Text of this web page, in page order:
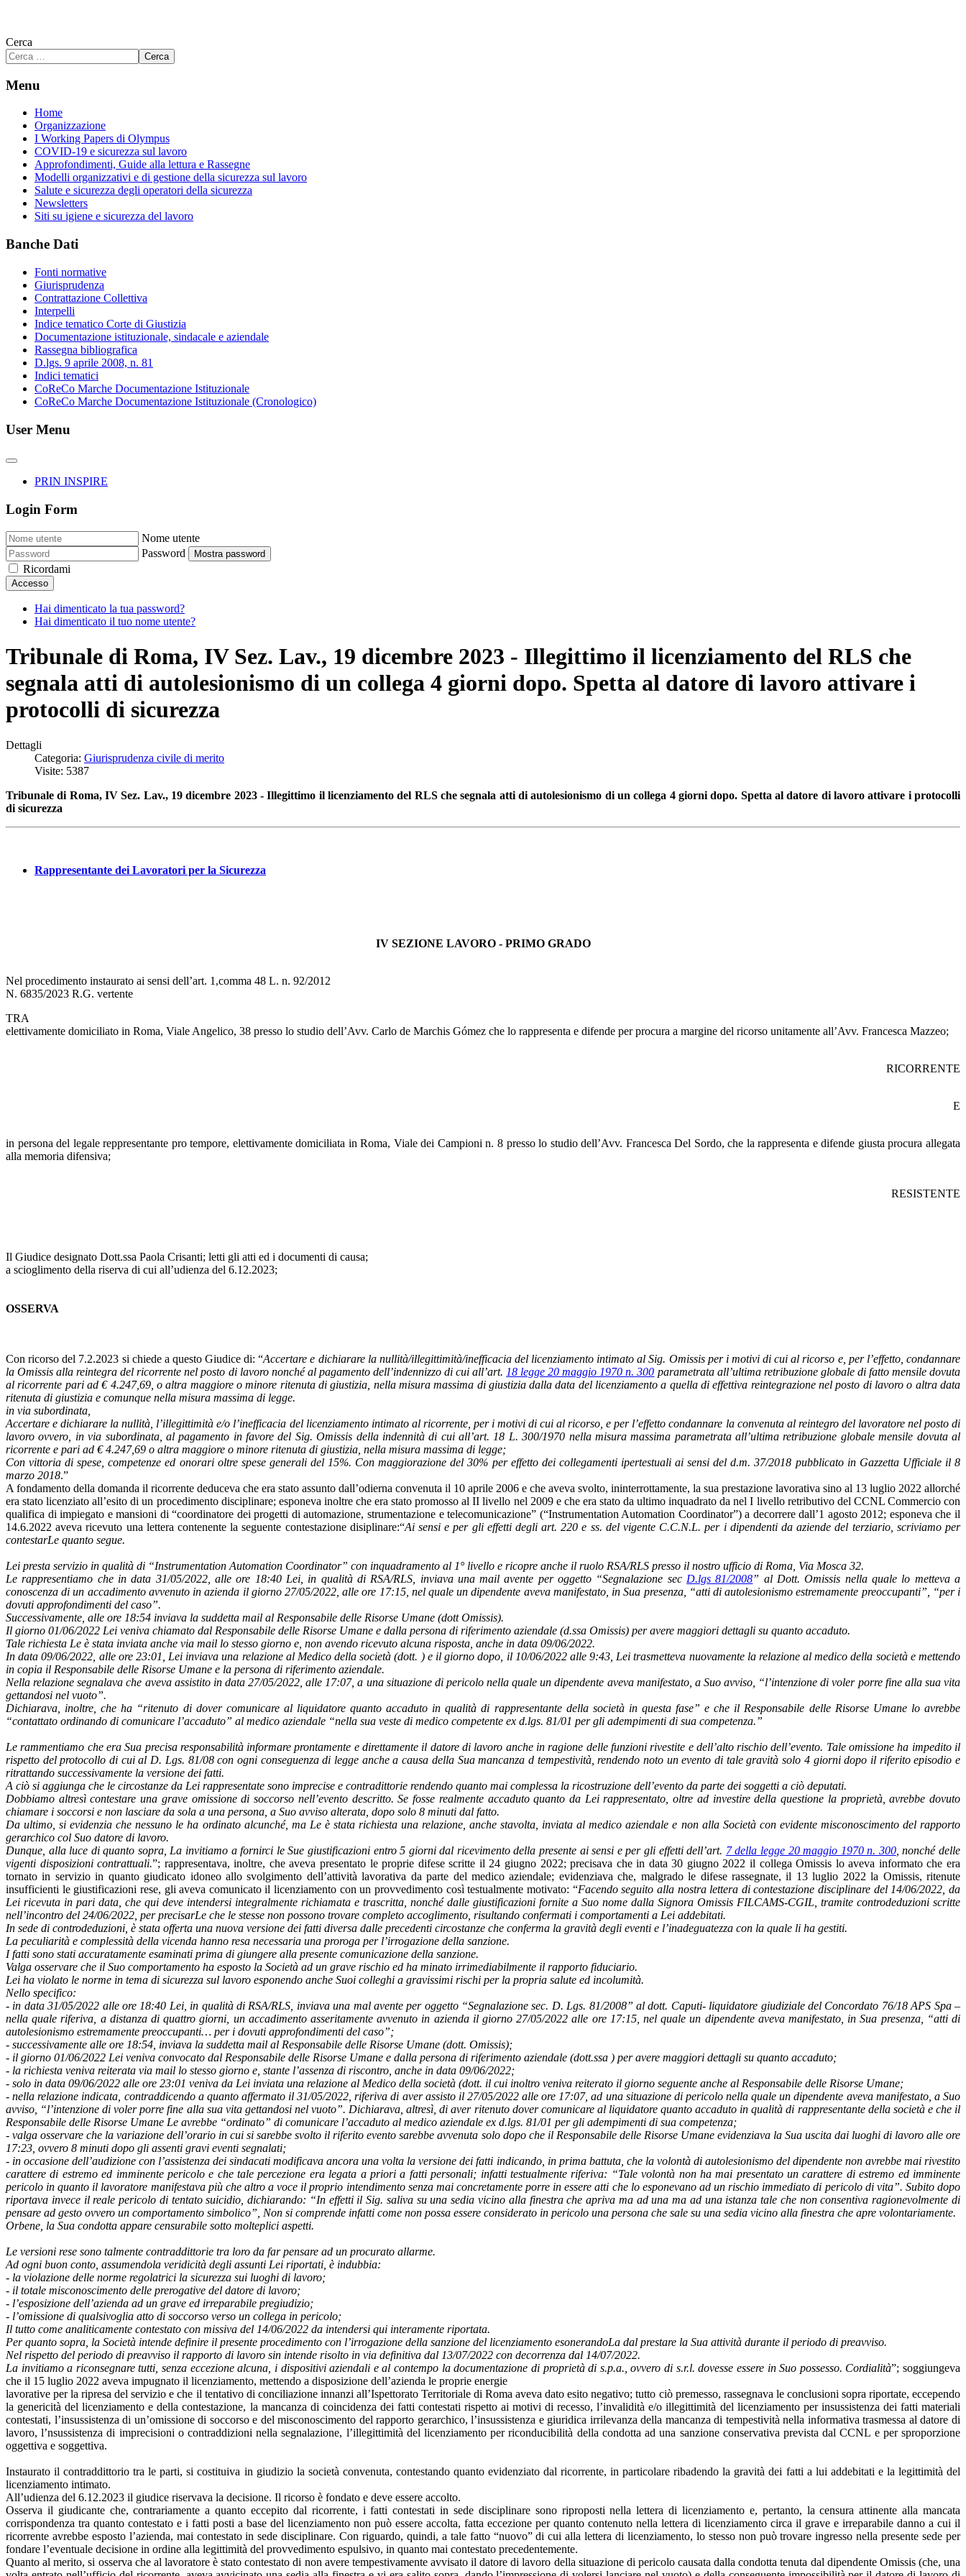
Cerca
Cerca
Menu
Home
Organizzazione
I Working Papers di Olympus
COVID-19 e sicurezza sul lavoro
Approfondimenti, Guide alla lettura e Rassegne
Modelli organizzativi e di gestione della sicurezza sul lavoro
Salute e sicurezza degli operatori della sicurezza
Newsletters
Siti su igiene e sicurezza del lavoro
Banche Dati
Fonti normative
Giurisprudenza
Contrattazione Collettiva
Interpelli
Indice tematico Corte di Giustizia
Documentazione istituzionale, sindacale e aziendale
Rassegna bibliografica
D.lgs. 9 aprile 2008, n. 81
Indici tematici
CoReCo Marche Documentazione Istituzionale
CoReCo Marche Documentazione Istituzionale (Cronologico)
User Menu
PRIN INSPIRE
Login Form
Nome utente
Password
Mostra password
Ricordami
Accesso
Hai dimenticato la tua password?
Hai dimenticato il tuo nome utente?
Tribunale di Roma, IV Sez. Lav., 19 dicembre 2023 - Illegittimo il licenziamento del RLS che
segnala atti di autolesionismo di un collega 4 giorni dopo. Spetta al datore di lavoro attivare i
protocolli di sicurezza
Dettagli
Categoria: Giurisprudenza civile di merito
Visite: 5387
Tribunale di Roma, IV Sez. Lav., 19 dicembre 2023 - Illegittimo il licenziamento del RLS che segnala atti di autolesionismo di un collega 4 giorni dopo. Spetta al datore di lavoro attivare i protocolli
di sicurezza
Rappresentante dei Lavoratori per la Sicurezza
IV SEZIONE LAVORO - PRIMO GRADO
Nel procedimento instaurato ai sensi dell’art. 1,comma 48 L. n. 92/2012
N. 6835/2023 R.G. vertente
TRA
elettivamente domiciliato in Roma, Viale Angelico, 38 presso lo studio dell’Avv. Carlo de Marchis Gómez che lo rappresenta e difende per procura a margine del ricorso unitamente all’Avv. Francesca Mazzeo;
RICORRENTE
E
in persona del legale reppresentante pro tempore, elettivamente domiciliata in Roma, Viale dei Campioni n. 8 presso lo studio dell’Avv. Francesca Del Sordo, che la rappresenta e difende giusta procura allegata
alla memoria difensiva;
RESISTENTE
Il Giudice designato Dott.ssa Paola Crisanti; letti gli atti ed i documenti di causa;
a scioglimento della riserva di cui all’udienza del 6.12.2023;
OSSERVA
Con ricorso del 7.2.2023 si chiede a questo Giudice di: “Accertare e dichiarare la nullità/illegittimità/inefficacia del licenziamento intimato al Sig. Omissis per i motivi di cui al ricorso e, per l’effetto, condannare
la Omissis alla reintegra del ricorrente nel posto di lavoro nonché al pagamento dell’indennizzo di cui all’art. 18 legge 20 maggio 1970 n. 300 parametrata all’ultima retribuzione globale di fatto mensile dovuta
al ricorrente pari ad € 4.247,69, o altra maggiore o minore ritenuta di giustizia, nella misura massima di giustizia dalla data del licenziamento a quella di effettiva reintegrazione nel posto di lavoro o altra data
ritenuta di giustizia e comunque nella misura massima di legge.
in via subordinata,
Accertare e dichiarare la nullità, l’illegittimità e/o l’inefficacia del licenziamento intimato al ricorrente, per i motivi di cui al ricorso, e per l’effetto condannare la convenuta al reintegro del lavoratore nel posto di
lavoro ovvero, in via subordinata, al pagamento in favore del Sig. Omissis della indennità di cui all’art. 18 L. 300/1970 nella misura massima parametrata all’ultima retribuzione globale mensile dovuta al
ricorrente e pari ad € 4.247,69 o altra maggiore o minore ritenuta di giustizia, nella misura massima di legge;
Con vittoria di spese, competenze ed onorari oltre spese generali del 15%. Con maggiorazione del 30% per effetto dei collegamenti ipertestuali ai sensi del d.m. 37/2018 pubblicato in Gazzetta Ufficiale il 8
marzo 2018.”
A fondamento della domanda il ricorrente deduceva che era stato assunto dall’odierna convenuta il 10 aprile 2006 e che aveva svolto, ininterrottamente, la sua prestazione lavorativa sino al 13 luglio 2022 allorché
era stato licenziato all’esito di un procedimento disciplinare; esponeva inoltre che era stato promosso al II livello nel 2009 e che era stato da ultimo inquadrato da nel I livello retributivo del CCNL Commercio con
qualifica di impiegato e mansioni di “coordinatore dei progetti di automazione, strumentazione e telecomunicazione” (“Instrumentation Automation Coordinator”) a decorrere dall’1 agosto 2012; esponeva che il
14.6.2022 aveva ricevuto una lettera contenente la seguente contestazione disiplinare:“Ai sensi e per gli effetti degli art. 220 e ss. del vigente C.C.N.L. per i dipendenti da aziende del terziario, scriviamo per
contestarLe quanto segue.
Lei presta servizio in qualità di “Instrumentation Automation Coordinator” con inquadramento al 1° livello e ricopre anche il ruolo RSA/RLS presso il nostro ufficio di Roma, Via Mosca 32.
Le rappresentiamo che in data 31/05/2022, alle ore 18:40 Lei, in qualità di RSA/RLS, inviava una mail avente per oggetto “Segnalazione sec D.lgs 81/2008” al Dott. Omissis nella quale lo metteva a
conoscenza di un accadimento avvenuto in azienda il giorno 27/05/2022, alle ore 17:15, nel quale un dipendente aveva manifestato, in Sua presenza, “atti di autolesionismo estremamente preoccupanti”, “per i
dovuti approfondimenti del caso”.
Successivamente, alle ore 18:54 inviava la suddetta mail al Responsabile delle Risorse Umane (dott Omissis).
Il giorno 01/06/2022 Lei veniva chiamato dal Responsabile delle Risorse Umane e dalla persona di riferimento aziendale (d.ssa Omissis) per avere maggiori dettagli su quanto accaduto.
Tale richiesta Le è stata inviata anche via mail lo stesso giorno e, non avendo ricevuto alcuna risposta, anche in data 09/06/2022.
In data 09/06/2022, alle ore 23:01, Lei inviava una relazione al Medico della società (dott. ) e il giorno dopo, il 10/06/2022 alle 9:43, Lei trasmetteva nuovamente la relazione al medico della società e mettendo
in copia il Responsabile delle Risorse Umane e la persona di riferimento aziendale.
Nella relazione segnalava che aveva assistito in data 27/05/2022, alle 17:07, a una situazione di pericolo nella quale un dipendente aveva manifestato, a Suo avviso, “l’intenzione di voler porre fine alla sua vita
gettandosi nel vuoto”.
Dichiarava, inoltre, che ha “ritenuto di dover comunicare al liquidatore quanto accaduto in qualità di rappresentante della società in questa fase” e che il Responsabile delle Risorse Umane lo avrebbe
“contattato ordinando di comunicare l’accaduto” al medico aziendale “nella sua veste di medico competente ex d.lgs. 81/01 per gli adempimenti di sua competenza.”
Le rammentiamo che era Sua precisa responsabilità informare prontamente e direttamente il datore di lavoro anche in ragione delle funzioni rivestite e dell’alto rischio dell’evento. Tale omissione ha impedito il
rispetto del protocollo di cui al D. Lgs. 81/08 con ogni conseguenza di legge anche a causa della Sua mancanza d tempestività, rendendo noto un evento di tale gravità solo 4 giorni dopo il riferito episodio e
ritrattando successivamente la versione dei fatti.
A ciò si aggiunga che le circostanze da Lei rappresentate sono imprecise e contradittorie rendendo quanto mai complessa la ricostruzione dell’evento da parte dei soggetti a ciò deputati.
Dobbiamo altresì contestare una grave omissione di soccorso nell’evento descritto. Se fosse realmente accaduto quanto da Lei rappresentato, oltre ad investire della questione la proprietà, avrebbe dovuto
chiamare i soccorsi e non lasciare da sola a una persona, a Suo avviso alterata, dopo solo 8 minuti dal fatto.
Da ultimo, si evidenzia che nessuno le ha ordinato alcunché, ma Le è stata richiesta una relazione, anche stavolta, inviata al medico aziendale e non alla Società con evidente misconoscimento del rapporto
gerarchico col Suo datore di lavoro.
Dunque, alla luce di quanto sopra, La invitiamo a fornirci le Sue giustificazioni entro 5 giorni dal ricevimento della presente ai sensi e per gli effetti dell’art. 7 della legge 20 maggio 1970 n. 300, nonché delle
vigenti disposizioni contrattuali.”; rappresentava, inoltre, che aveva presentato le proprie difese scritte il 24 giugno 2022; precisava che in data 30 giugno 2022 il collega Omissis lo aveva informato che era
tornato in servizio in quanto giudicato idoneo allo svolgimento dell’attività lavorativa da parte del medico aziendale; evidenziava che, malgrado le difese rassegnate, il 13 luglio 2022 la Omissis, ritenute
insufficienti le giustificazioni rese, gli aveva comunicato il licenziamento con un provvedimento così testualmente motivato: “Facendo seguito alla nostra lettera di contestazione disciplinare del 14/06/2022, da
Lei ricevuta in pari data, che qui deve intendersi integralmente richiamata e trascritta, nonché dalle giustificazioni fornite a Suo nome dalla Signora Omissis FILCAMS-CGIL, tramite controdeduzioni scritte
nell’incontro del 24/06/2022, per precisarLe che le stesse non possono trovare completo accoglimento, risultando confermati i comportamenti a Lei addebitati.
In sede di controdeduzioni, è stata offerta una nuova versione dei fatti diversa dalle precedenti circostanze che conferma la gravità degli eventi e l’inadeguatezza con la quale li ha gestiti.
La peculiarità e complessità della vicenda hanno resa necessaria una proroga per l’irrogazione della sanzione.
I fatti sono stati accuratamente esaminati prima di giungere alla presente comunicazione della sanzione.
Valga osservare che il Suo comportamento ha esposto la Società ad un grave rischio ed ha minato irrimediabilmente il rapporto fiduciario.
Lei ha violato le norme in tema di sicurezza sul lavoro esponendo anche Suoi colleghi a gravissimi rischi per la propria salute ed incolumità.
Nello specifico:
- in data 31/05/2022 alle ore 18:40 Lei, in qualità di RSA/RLS, inviava una mal avente per oggetto “Segnalazione sec. D. Lgs. 81/2008” al dott. Caputi- liquidatore giudiziale del Concordato 76/18 APS Spa –
nella quale riferiva, a distanza di quattro giorni, un accadimento asseritamente avvenuto in azienda il giorno 27/05/2022 alle ore 17:15, nel quale un dipendente aveva manifestato, in Sua presenza, “atti di
autolesionismo estremamente preoccupanti… per i dovuti approfondimenti del caso”;
- successivamente alle ore 18:54, inviava la suddetta mail al Responsabile delle Risorse Umane (dott. Omissis);
- il giorno 01/06/2022 Lei veniva convocato dal Responsabile delle Risorse Umane e dalla persona di riferimento aziendale (dott.ssa ) per avere maggiori dettagli su quanto accaduto;
- la richiesta veniva reiterata via mail lo stesso giorno e, stante l’assenza di riscontro, anche in data 09/06/2022;
- solo in data 09/06/2022 alle ore 23:01 veniva da Lei inviata una relazione al Medico della società (dott. il cui inoltro veniva reiterato il giorno seguente anche al Responsabile delle Risorse Umane;
- nella relazione indicata, contraddicendo a quanto affermato il 31/05/2022, riferiva di aver assisto il 27/05/2022 alle ore 17:07, ad una situazione di pericolo nella quale un dipendente aveva manifestato, a Suo
avviso, “l’intenzione di voler porre fine alla sua vita gettandosi nel vuoto”. Dichiarava, altresì, di aver ritenuto dover comunicare al liquidatore quanto accaduto in qualità di rappresentante della società e che il
Responsabile delle Risorse Umane Le avrebbe “ordinato” di comunicare l’accaduto al medico aziendale ex d.lgs. 81/01 per gli adempimenti di sua competenza;
- valga osservare che la variazione dell’orario in cui si sarebbe svolto il riferito evento sarebbe avvenuta solo dopo che il Responsabile delle Risorse Umane evidenziava la Sua uscita dai luoghi di lavoro alle ore
17:23, ovvero 8 minuti dopo gli assenti gravi eventi segnalati;
- in occasione dell’audizione con l’assistenza dei sindacati modificava ancora una volta la versione dei fatti indicando, in prima battuta, che la volontà di autolesionismo del dipendente non avrebbe mai rivestito
carattere di estremo ed imminente pericolo e che tale percezione era legata a priori a fatti personali; infatti testualmente riferiva: “Tale volontà non ha mai presentato un carattere di estremo ed imminente
pericolo in quanto il lavoratore manifestava più che altro a voce il proprio intendimento senza mai concretamente porre in essere atti che lo esponevano ad un rischio immediato di pericolo di vita”. Subito dopo
riportava invece il reale pericolo di tentato suicidio, dichiarando: “In effetti il Sig. saliva su una sedia vicino alla finestra che apriva ma ad una ma ad una istanza tale che non consentiva ragionevolmente di
pensare ad gesto ovvero un comportamento simbolico”, Non si comprende infatti come non possa essere considerato in pericolo una persona che sale su una sedia vicino alla finestra che apre volontariamente.
Orbene, la Sua condotta appare censurabile sotto molteplici aspetti.
Le versioni rese sono talmente contraddittorie tra loro da far pensare ad un procurato allarme.
Ad ogni buon conto, assumendola veridicità degli assunti Lei riportati, è indubbia:
- la violazione delle norme regolatrici la sicurezza sui luoghi di lavoro;
- il totale misconoscimento delle prerogative del datore di lavoro;
- l’esposizione dell’azienda ad un grave ed irreparabile pregiudizio;
- l’omissione di qualsivoglia atto di soccorso verso un collega in pericolo;
Il tutto come analiticamente contestato con missiva del 14/06/2022 da intendersi qui interamente riportata.
Per quanto sopra, la Società intende definire il presente procedimento con l’irrogazione della sanzione del licenziamento esonerandoLa dal prestare la Sua attività durante il periodo di preavviso.
Nel rispetto del periodo di preavviso il rapporto di lavoro sin intende risolto in via definitiva dal 13/07/2022 con decorrenza dal 14/07/2022.
La invitiamo a riconsegnare tutti, senza eccezione alcuna, i dispositivi aziendali e al contempo la documentazione di proprietà di s.p.a., ovvero di s.r.l. dovesse essere in Suo possesso. Cordialità”; soggiungeva
che il 15 luglio 2022 aveva impugnato il licenziamento, mettendo a disposizione dell’azienda le proprie energie
lavorative per la ripresa del servizio e che il tentativo di conciliazione innanzi all’Ispettorato Territoriale di Roma aveva dato esito negativo; tutto ciò premesso, rassegnava le conclusioni sopra riportate, eccependo
la genericità del licenziamento e della contestazione, la mancanza di coincidenza dei fatti contestati rispetto ai motivi di recesso, l’invalidità e/o illegittimità del licenziamento per insussistenza dei fatti materiali
contestati, l’insussistenza di un’omissione di soccorso e del misconoscimento del rapporto gerarchico, l’insussistenza e giuridica irrilevanza della mancanza di tempestività nella informativa trasmessa al datore di
lavoro, l’nsussistenza di imprecisioni o contraddizioni nella segnalazione, l’illegittimità del licenziamento per riconducibilità della condotta ad una sanzione conservativa prevista dal CCNL e per sproporzione
oggettiva e soggettiva.
Instaurato il contraddittorio tra le parti, si costituiva in giudizio la società convenuta, contestando quanto evidenziato dal ricorrente, in particolare ribadendo la gravità dei fatti a lui addebitati e la legittimità del
licenziamento intimato.
All’udienza del 6.12.2023 il giudice riservava la decisione. Il ricorso è fondato e deve essere accolto.
Osserva il giudicante che, contrariamente a quanto eccepito dal ricorrente, i fatti contestati in sede disciplinare sono riproposti nella lettera di licenziamento e, pertanto, la censura attinente alla mancata
corrispondenza tra quanto contestato e i fatti posti a base del licenziamento non può essere accolta, fatta eccezione per quanto contenuto nella lettera di licenziamento circa il grave e irreparabile danno a cui il
ricorrente avrebbe esposto l’azienda, mai contestato in sede disciplinare. Con riguardo, quindi, a tale fatto “nuovo” di cui alla lettera di licenziamento, lo stesso non può trovare ingresso nella presente sede per
fondare l’eventuale decisione in ordine alla legittimità del provvedimento espulsivo, in quanto mai contestato precedentemente.
Quanto al merito, si osserva che al lavoratore è stato contestato di non avere tempestivamente avvisato il datore di lavoro della situazione di pericolo causata dalla condotta tenuta dal dipendente Omissis (che, una